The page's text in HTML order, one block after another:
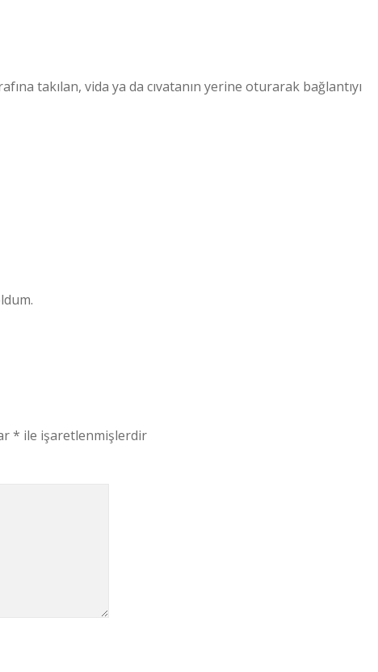
takılan, vida ya da cıvatanın yerine oturarak bağlantıyı
* ile işaretlenmişlerdir